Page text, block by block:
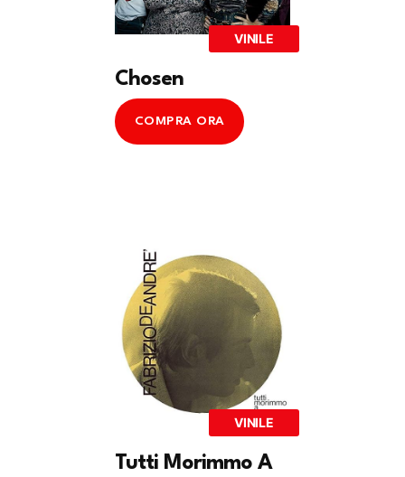
VINILE
Chosen
COMPRA ORA
VINILE
Tutti Morimmo A